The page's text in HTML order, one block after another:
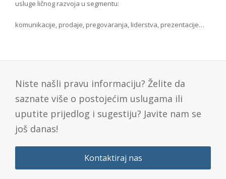
usluge ličnog razvoja u segmentu:
komunikacije, prodaje, pregovaranja, liderstva, prezentacije…
Niste našli pravu informaciju? Želite da
saznate više o postojećim uslugama ili
uputite prijedlog i sugestiju? Javite nam se
još danas!
Kontaktiraj nas